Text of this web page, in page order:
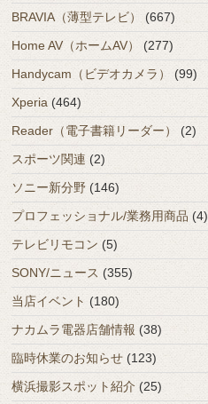
BRAVIA（薄型テレビ）
(667)
Home AV（ホームAV）
(277)
Handycam（ビデオカメラ）
(99)
Xperia (464)
Reader（電子書籍リーダー）
(2)
スポーツ関連 (2)
ソニー新分野 (146)
プロフェッショナル/業務用商品 (4)
テレビリモコン (5)
SONY/ニュース (355)
当店イベント (180)
ナカムラ電器店舗情報 (38)
臨時休業のお知らせ (123)
横浜撮影スポット紹介 (25)